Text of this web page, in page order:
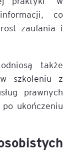
co
zaufania i
także
szkoleniu z
prawnych
ukończeniu